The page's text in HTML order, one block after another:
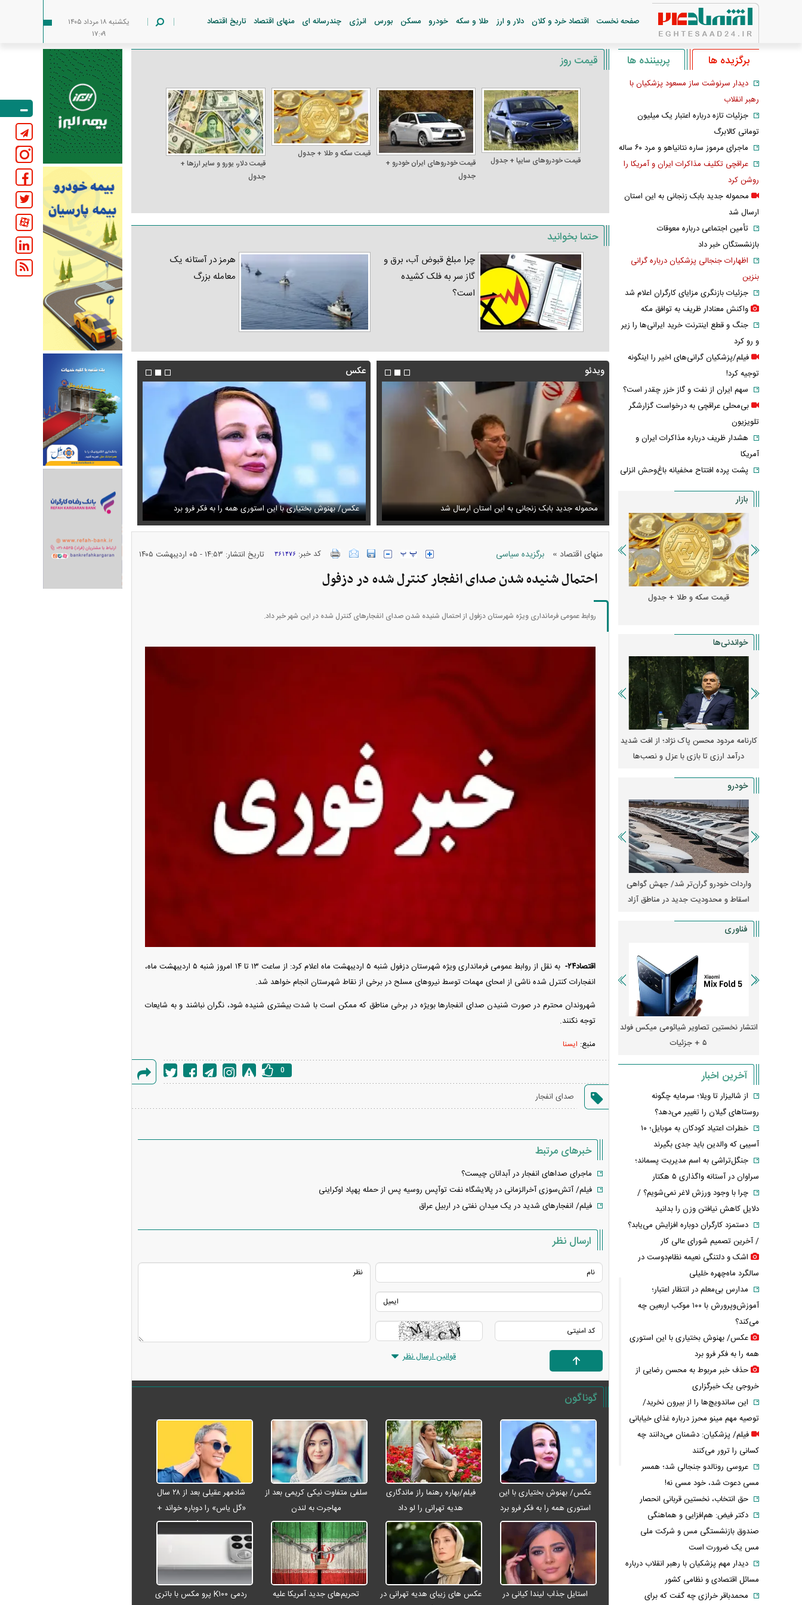
صفحه نخست اقتصاد خرد و کلان دلار و ارز طلا و سکه خودرو مسکن بورس انرژی چندرسانه ای منهای اقتصاد تاریخ اقتصاد
يکشنبه ۱۸ مرداد ۱۴۰۵
۱۷:۰۹
قیمت روز
قیمت خودرو‌های سایپا + جدول
قیمت خودرو‌های ایران خودرو +
جدول
قیمت سکه و طلا + جدول
قیمت دلار، یورو و سایر ارز‌ها +
جدول
حتما بخوانید
چرا مبلغ قبوض آب، برق و
گاز سر به فلک کشیده
است؟
هرمز در آستانه یک
معامله بزرگ
ویدئو
دشمنان می‌دانند چه کسانی را ترور می‌کنند محموله جدید بابک زنجانی به این استان ارسال شد
فیلم/روایت رامین پرچمی از کار قشنگی که مهران مدیری برایش
انجام داد
فیلم/ پزشکیان: دشمنان می‌دانند چه کسانی را
عکس
خبر مربوط به محسن رضایی از خروجی یک خبرگزاری اشک و دلتنگی نعیمه نظام‌دوست در سالگرد ماه‌چهره خلیلی عکس/ بهنوش بختیاری با این استوری همه را به فکر فرو برد حذف خبر مربوط به محسن رضایی از
منهای اقتصاد » برگزیده سیاسی کد خبر: ۳۶۱۴۷۶ تاریخ انتشار: ۱۴:۵۳ - ۰۵ ارديبهشت ۱۴۰۵
احتمال شنیده شدن صدای انفجار کنترل شده در دزفول
روابط عمومی فرمانداری ویژه شهرستان دزفول از احتمال شنیده شدن صدای انفجارهای کنترل شده در این شهر خبر داد.
اقتصاد۲۴-
به نقل از روابط عمومی فرمانداری ویژه شهرستان دزفول شنبه ۵ اردیبهشت ماه اعلام کرد: از ساعت ۱۳ تا ۱۴ امروز شنبه ۵ اردیبهشت‌ ماه،
انفجارات کنترل شده ناشی از امحای مهمات توسط نیروهای مسلح در برخی از نقاط شهرستان انجام خواهد شد.
شهروندان محترم در صورت شنیدن صدای انفجارها بویژه در برخی مناطق که ممکن است با شدت بیشتری شنیده شود، نگران نباشند و به شایعات
توجه نکنند.
منبع: ایسنا
گزارش
0
صدای انفجار
خبرهای مرتبط
ماجرای صداهای انفجار در آبدانان چیست؟
فیلم/ آتش‌سوزی آخرالزمانی در پالایشگاه نفت توآپس روسیه پس از حمله پهپاد اوکراینی
فیلم/ انفجارهای شدید در یک میدان نفتی در اربیل عراق
ارسال نظر
قوانین ارسال نظر
گوناگون
عکس/ بهنوش بختیاری با این
استوری همه را به فکر فرو برد
فیلم/بهاره رهنما راز ماندگاری
هدیه تهرانی را لو داد
سلفی متفاوت نیکی کریمی بعد از
مهاجرت به لندن
شادمهر عقیلی بعد از ۲۸ سال
«گل یاس» را دوباره خواند +
ویدئو
استایل جذاب لیندا کیانی در
عکس های زیبای هدیه تهرانی در
تحریم‌های جدید آمریکا علیه
ردمی K۱۰۰ پرو مکس با باتری
برگزیده ها پربیننده ها
دیدار سرنوشت ساز مسعود پزشکیان با
رهبر انقلاب
جزئیات تازه درباره اعتبار یک میلیون
تومانی کالابرگ
ماجرای مرموز ساره نتانیاهو و مرد ۶۰ ساله
عراقچی تکلیف مذاکرات ایران و آمریکا را
روشن کرد
محموله جدید بابک زنجانی به این استان
ارسال شد
تأمین اجتماعی درباره معوقات
بازنشستگان خبر داد
اظهارات جنجالی پزشکیان درباره گرانی
بنزین
جزئیات بازنگری مزایای کارگران اعلام شد
واکنش معنادار ظریف به توافق مکه
جنگ و قطع اینترنت خرید ایرانی‌ها را زیر
و رو کرد
فیلم/پزشکیان گرانی‌های اخیر را اینگونه
توجیه کرد!
سهم ایران از نفت و گاز خزر چقدر است؟
بی‌محلی عراقچی به درخواست گزارشگر
تلویزیون
هشدار ظریف درباره مذاکرات ایران و
آمریکا
پشت پرده افتتاح مخفیانه باغ‌وحش انزلی
بازار
قیمت سکه و طلا + جدول قیمت دلار، یورو و سایر ارز‌ها + جدول
خواندنی‌ها
کارنامه مردود محسن پاک‌ نژاد؛ از افت شدید
درآمد ارزی تا بازی با عزل و نصب‌ها
پیمان مولوی کیست؟/ از حمله به
سیاست‌های دولت چهاردهم تا طرفداری
مشروط از توافق با آمریکا
خودرو
واردات خودرو گران‌تر شد/ جهش گواهی
اسقاط و محدودیت جدید در مناطق آزاد
فناوری
انتشار نخستین تصاویر شیائومی میکس فولد
۵ + جزئیات
چگونه جنگ معاملات «هوش مصنوعی»
ترامپ در خلیج فارس را نابود کرد؟
آخرین اخبار
از شالیزار تا ویلا؛ سرمایه چگونه
روستاهای گیلان را تغییر می‌دهد؟
خطرات اعتیاد کودکان به موبایل؛ ۱۰
آسیبی که والدین باید جدی بگیرند
جنگل‌تراشی به اسم مدیریت پسماند؛
سراوان در آستانه واگذاری ۵ هکتار
چرا با وجود ورزش لاغر نمی‌شویم؟ /
دلایل کاهش نیافتن وزن را بدانید
دستمزد کارگران دوباره افزایش می‌یابد؟
/ آخرین تصمیم شورای عالی کار
اشک و دلتنگی نعیمه نظام‌دوست در
سالگرد ماه‌چهره خلیلی
مدارس بی‌معلم در انتظار اعتبار؛
آموزش‌وپرورش با ۱۰۰ موکب اربعین چه
می‌کند؟
عکس/ بهنوش بختیاری با این استوری
همه را به فکر فرو برد
حذف خبر مربوط به محسن رضایی از
خروجی یک خبرگزاری
این ساندویچ‌ها را از بیرون نخرید/
توصیه مهم مینو محرز درباره غذای خیابانی
فیلم/ پزشکیان: دشمنان می‌دانند چه
کسانی را ترور می‌کنند
عروسی رونالدو جنجالی شد؛ همسر
مسی دعوت شد، خود مسی نه!
حق انتخاب، نخستین قربانی انحصار
دکتر فیض: هم‌افزایی و هماهنگی
صندوق بازنشستگی مس و شرکت ملی
مس یک ضرورت است
دیدار مهم پزشکیان با رهبر انقلاب درباره
مسائل اقتصادی و نظامی کشور
محمدباقر خرازی چه گفت که برای